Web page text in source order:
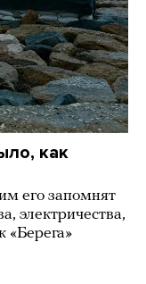
как
его запомнят
электричества,
«Берега»